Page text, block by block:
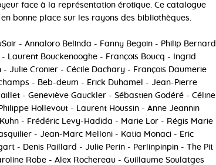
face à la représentation érotique. Ce catalogue
bonne place sur les rayons des bibliothèques.
- Annaloro Belinda - Fanny Begoin - Philip Bernard
Bouckenooghe - François Boucq - Ingrid
Julie Cronier - Cécile Dachary - François Daumerie
- Beb-deum - Erick Duhamel - Jean-Pierre
- Geneviève Gauckler - Sébastien Godéré - Céline
Hollevout - Laurent Houssin - Anne Jeannin
- Frédéric Levy-Hadida - Marie Lor - Régis Marie
- Jean-Marc Melloni - Katia Monaci - Eric
- Denis Paillard - Julie Perin - Perlinpinpin - The Pit
Robe - Alex Rochereau - Guillaume Soulatges